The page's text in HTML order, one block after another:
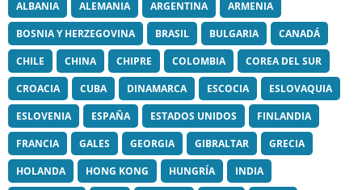
ALBANIA ALEMANIA ARGENTINA
ARMENIA
BOSNIA Y HERZEGOVINA
BRASIL BULGARIA
CANADÁ
CHILE
CHINA CHIPRE COLOMBIA
COREA DEL SUR
CROACIA
CUBA DINAMARCA ESCOCIA
ESLOVAQUIA
ESLOVENIA
ESPAÑA ESTADOS UNIDOS
FINLANDIA
FRANCIA
GALES GEORGIA GIBRALTAR
GRECIA
HOLANDA
HONG KONG HUNGRÍA
INDIA